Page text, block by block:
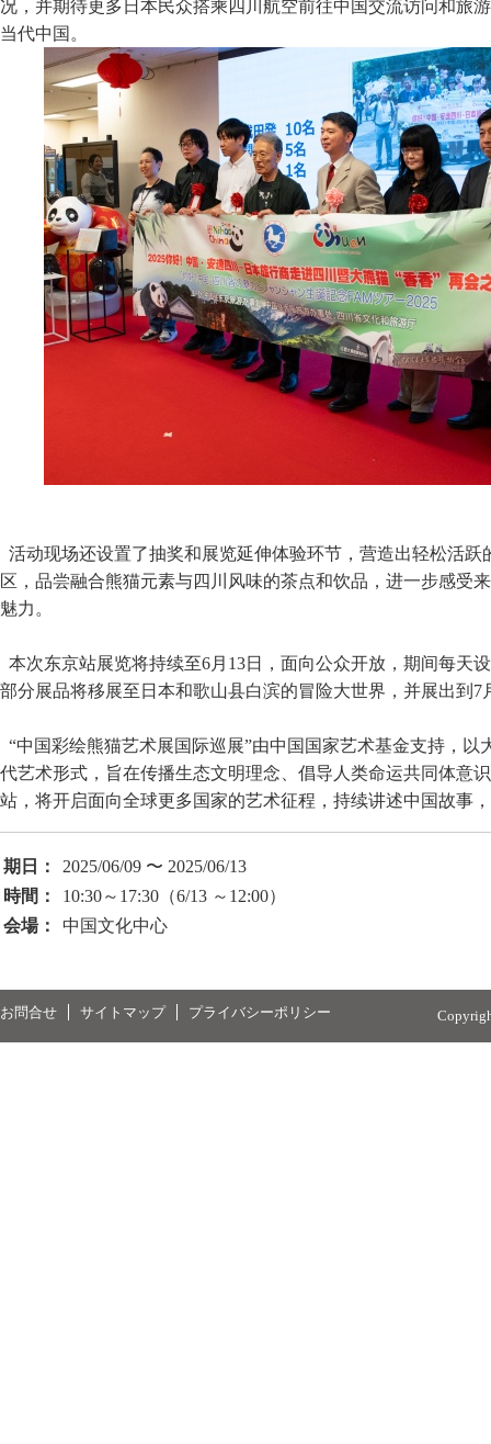
况，并期待更多日本民众搭乘四川航空前往中国交流访问和旅
当代中国。
活动现场还设置了抽奖和展览延伸体验环节，营造出轻松活
区，品尝融合熊猫元素与四川风味的茶点和饮品，进一步感
魅力。
本次东京站展览将持续至6月13日，面向公众开放，期间每天
部分展品将移展至日本和歌山县白滨的冒险大世界，并展出到7
“中国彩绘熊猫艺术展国际巡展”由中国国家艺术基金支持，以
代艺术形式，旨在传播生态文明理念、倡导人类命运共同体意
站，将开启面向全球更多国家的艺术征程，持续讲述中国故事
期日：
2025/06/09 〜 2025/06/13
時間：
10:30～17:30（6/13 ～12:00）
会場：
中国文化中心
お問合せ サイトマップ プライバシーポリシー